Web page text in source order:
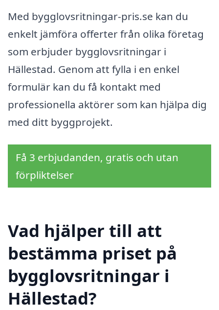
Med bygglovsritningar-pris.se kan du
enkelt jämföra offerter från olika företag
som erbjuder bygglovsritningar i
Hällestad. Genom att fylla i en enkel
formulär kan du få kontakt med
professionella aktörer som kan hjälpa dig
med ditt byggprojekt.
Få 3 erbjudanden, gratis och utan
förpliktelser
Vad hjälper till att
bestämma priset på
bygglovsritningar i
Hällestad?